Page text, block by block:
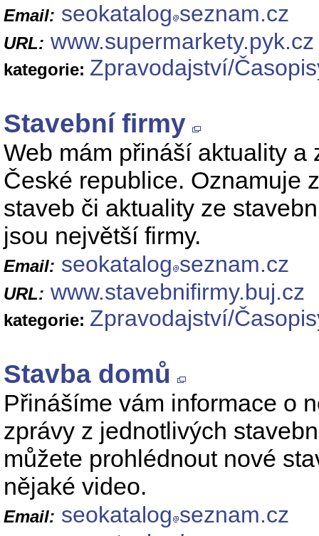
Email: seokatalog seznam.cz
URL: www.supermarkety.pyk.cz
kategorie: Zpravodajství/
Stavební firmy
Web mám přináší aktuality
České republice. Oznamuje
staveb či aktuality ze
jsou největší firmy.
Email: seokatalog seznam.cz
URL: www.stavebnifirmy.buj.cz
kategorie: Zpravodajství/
Stavba domů
Přinášíme vám informace o
zprávy z jednotlivých
můžete prohlédnout nové
nějaké video.
Email: seokatalog seznam.cz